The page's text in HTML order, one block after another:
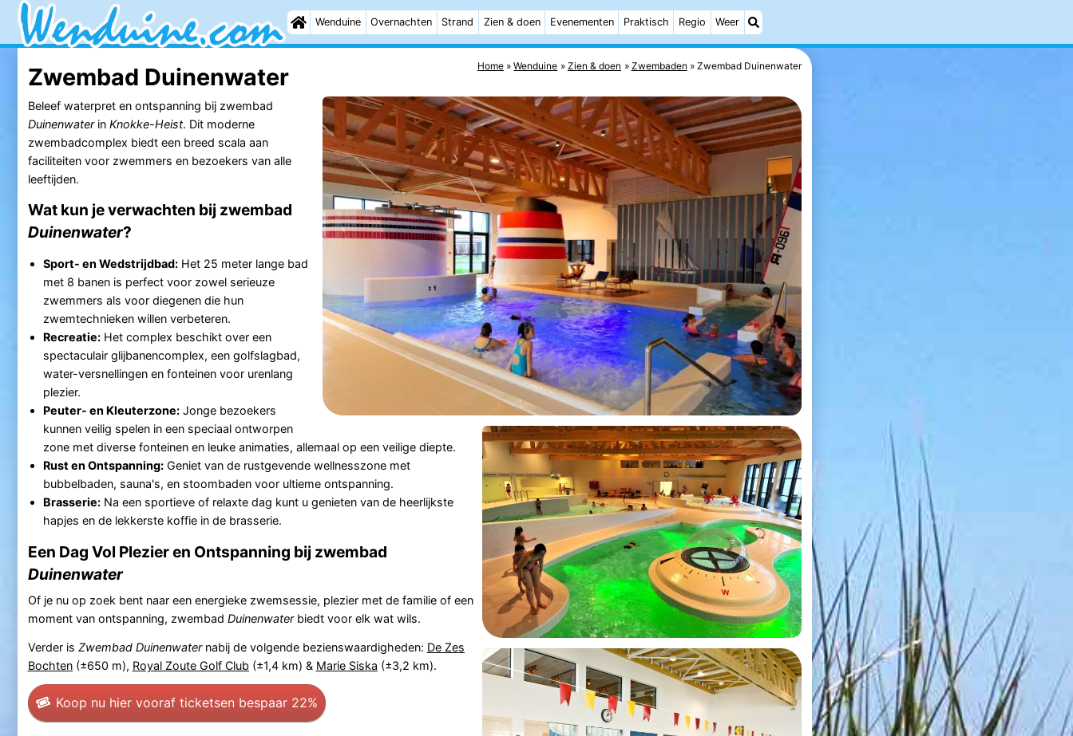
Wenduine Overnachten Strand Zien & doen Evenementen Praktisch Regio Weer
Home Wenduine Zien & doen Zwembaden Zwembad Duinenwater
Zwembad Duinenwater
Beleef waterpret en ontspanning bij zwembad
Duinenwaterin Knokke-Heist. Dit moderne
zwembadcomplex biedt een breed scala aan
faciliteiten voor zwemmers en bezoekers van alle
leeftijden.
Wat kun je verwachten bij zwembad
Duinenwater?
Sport- en Wedstrijdbad:Het 25 meter lange bad
met 8 banen is perfect voor zowel serieuze
zwemmers als voor diegenen die hun
zwemtechnieken willen verbeteren.
Recreatie:Het complex beschikt over een
spectaculair glijbanencomplex, een golfslagbad,
water-versnellingen en fonteinen voor urenlang
plezier.
Peuter- en Kleuterzone:Jonge bezoekers
kunnen veilig spelen in een speciaal ontworpen
zone met diverse fonteinen en leuke animaties, allemaal op een veilige diepte.
Rust en Ontspanning:Geniet van de rustgevende wellnesszone met
bubbelbaden, sauna's, en stoombaden voor ultieme ontspanning.
Brasserie:Na een sportieve of relaxte dag kunt u genieten van de heerlijkste
hapjes en de lekkerste koffie in de brasserie.
Een Dag Vol Plezier en Ontspanning bij zwembad
Duinenwater
Of je nu op zoek bent naar een energieke zwemsessie, plezier met de familie of een
moment van ontspanning, zwembad Duinenwaterbiedt voor elk wat wils.
Verder is Zwembad Duinenwaternabij de volgende bezienswaardigheden: De Zes
Bochten(±650 m), Royal Zoute Golf Club(±1,4 km) & Marie Siska (±3,2 km).
Koop nu hier vooraf ticketsen bespaar 22%